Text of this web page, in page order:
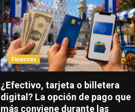
Finanzas
¿Efectivo, tarjeta o billetera
digital? La opción de pago que
más conviene durante las